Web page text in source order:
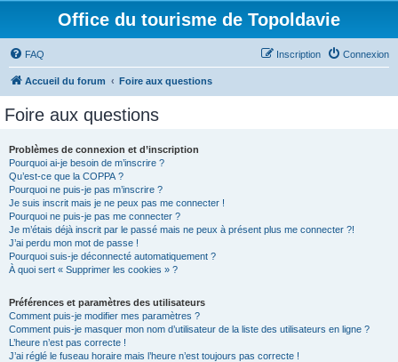
Office du tourisme de Topoldavie
FAQ Connexion
Inscription
Accueil du forum Foire aux questions
Foire aux questions
Problèmes de connexion et d’inscription
Pourquoi ai-je besoin de m’inscrire ?
Qu’est-ce que la COPPA ?
Pourquoi ne puis-je pas m’inscrire ?
Je suis inscrit mais je ne peux pas me connecter !
Pourquoi ne puis-je pas me connecter ?
Je m’étais déjà inscrit par le passé mais ne peux à présent plus me connecter ?!
J’ai perdu mon mot de passe !
Pourquoi suis-je déconnecté automatiquement ?
À quoi sert « Supprimer les cookies » ?
Préférences et paramètres des utilisateurs
Comment puis-je modifier mes paramètres ?
Comment puis-je masquer mon nom d’utilisateur de la liste des utilisateurs en ligne ?
L’heure n’est pas correcte !
J’ai réglé le fuseau horaire mais l’heure n’est toujours pas correcte !